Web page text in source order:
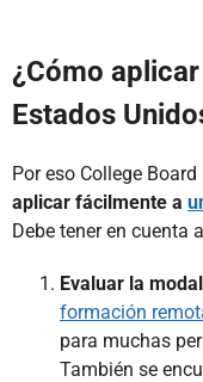
¿Cómo
Estados
Por eso College
aplicar fácilmente a
Debe tener en cuenta
Evaluar la
formación
para muchas
También se